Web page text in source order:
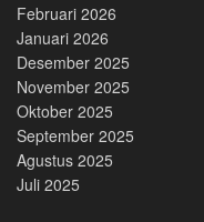
Februari 2026
Januari 2026
Desember 2025
November 2025
Oktober 2025
September 2025
Agustus 2025
Juli 2025